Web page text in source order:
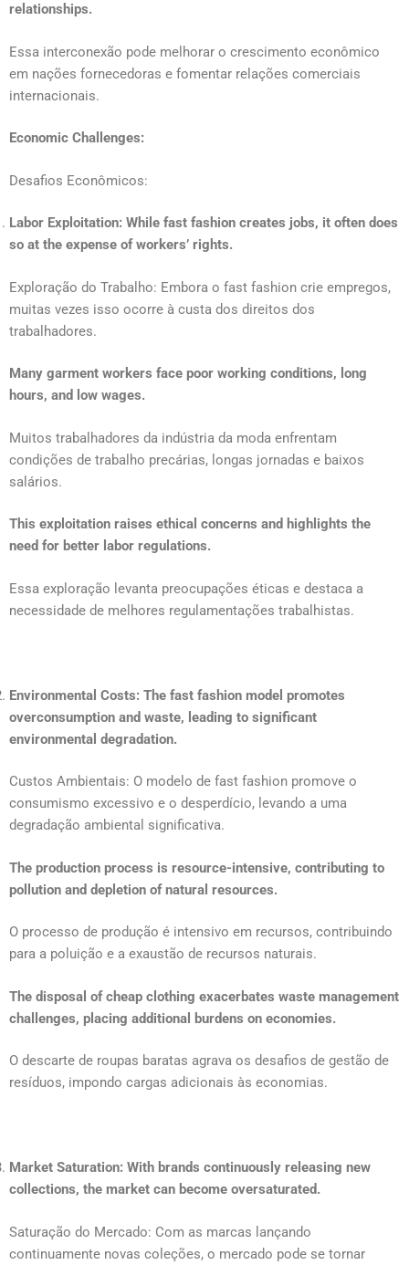
relationships.
Essa interconexão pode melhorar o crescimento econômico
em nações fornecedoras e fomentar relações comerciais
internacionais.
Economic Challenges:
Desafios Econômicos:
Labor Exploitation: While fast fashion creates jobs, it often does
so at the expense of workers’ rights.
Exploração do Trabalho: Embora o fast fashion crie empregos,
muitas vezes isso ocorre à custa dos direitos dos
trabalhadores.
Many garment workers face poor working conditions, long
hours, and low wages.
Muitos trabalhadores da indústria da moda enfrentam
condições de trabalho precárias, longas jornadas e baixos
salários.
This exploitation raises ethical concerns and highlights the
need for better labor regulations.
Essa exploração levanta preocupações éticas e destaca a
necessidade de melhores regulamentações trabalhistas.
Environmental Costs: The fast fashion model promotes
overconsumption and waste, leading to significant
environmental degradation.
Custos Ambientais: O modelo de fast fashion promove o
consumismo excessivo e o desperdício, levando a uma
degradação ambiental significativa.
The production process is resource-intensive, contributing to
pollution and depletion of natural resources.
O processo de produção é intensivo em recursos, contribuindo
para a poluição e a exaustão de recursos naturais.
The disposal of cheap clothing exacerbates waste management
challenges, placing additional burdens on economies.
O descarte de roupas baratas agrava os desafios de gestão de
resíduos, impondo cargas adicionais às economias.
Market Saturation: With brands continuously releasing new
collections, the market can become oversaturated.
Saturação do Mercado: Com as marcas lançando
continuamente novas coleções, o mercado pode se tornar